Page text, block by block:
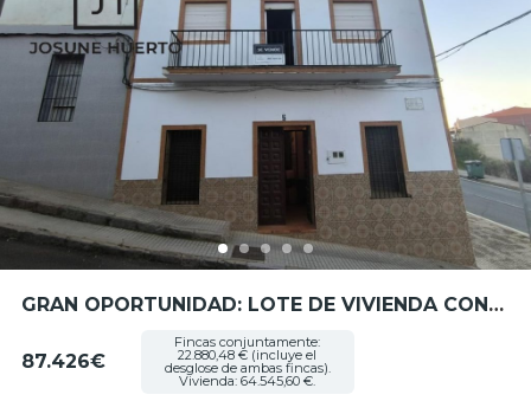
GRAN OPORTUNIDAD: LOTE DE VIVIENDA CON
AMPLIO TERRENO EN VALLE DE LA SERENA,
EXTREMADURA – REF. JHBA25075
87.426€
Fincas conjuntamente:
22.880,48 € (incluye el
desglose de ambas fincas).
Vivienda: 64.545,60 €.